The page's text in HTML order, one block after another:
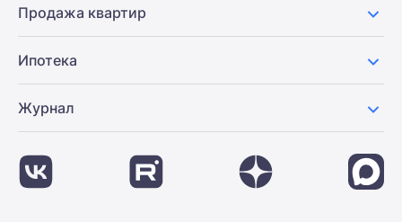
Продажа квартир
Ипотека
Журнал